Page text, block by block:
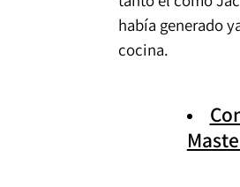
había generado
cocina.